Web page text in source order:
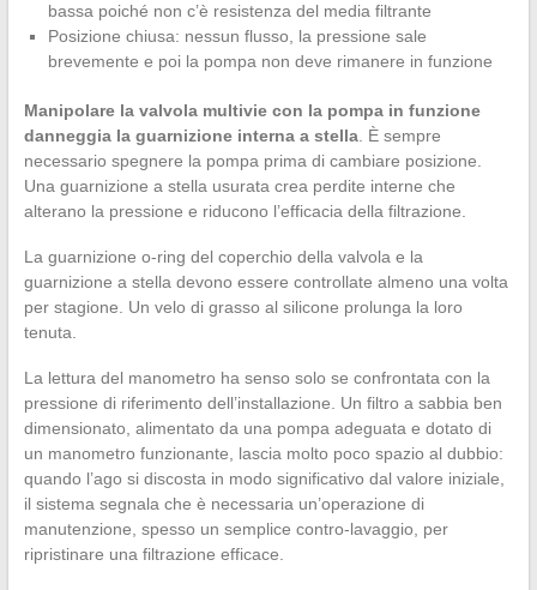
bassa poiché non c’è resistenza del media filtrante
Posizione chiusa: nessun flusso, la pressione sale
brevemente e poi la pompa non deve rimanere in funzione
Manipolare la valvola multivie con la pompa in funzione
danneggia la guarnizione interna a stella. È sempre
necessario spegnere la pompa prima di cambiare posizione.
Una guarnizione a stella usurata crea perdite interne che
alterano la pressione e riducono l’efficacia della filtrazione.
La guarnizione o-ring del coperchio della valvola e la
guarnizione a stella devono essere controllate almeno una volta
per stagione. Un velo di grasso al silicone prolunga la loro
tenuta.
La lettura del manometro ha senso solo se confrontata con la
pressione di riferimento dell’installazione. Un filtro a sabbia ben
dimensionato, alimentato da una pompa adeguata e dotato di
un manometro funzionante, lascia molto poco spazio al dubbio:
quando l’ago si discosta in modo significativo dal valore iniziale,
il sistema segnala che è necessaria un’operazione di
manutenzione, spesso un semplice contro-lavaggio, per
ripristinare una filtrazione efficace.